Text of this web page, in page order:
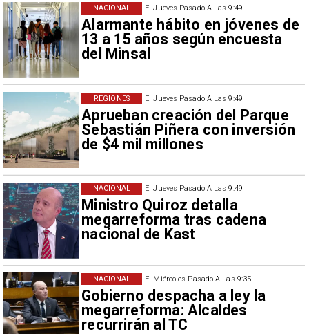
El Jueves Pasado A Las 9:49
Alarmante hábito en jóvenes de
13 a 15 años según encuesta
del Minsal
NACIONAL
El Jueves Pasado A Las 9:49
Aprueban creación del Parque
Sebastián Piñera con inversión
de $4 mil millones
REGIONES
El Jueves Pasado A Las 9:49
Ministro Quiroz detalla
megarreforma tras cadena
nacional de Kast
NACIONAL
El Miércoles Pasado A Las 9:35
Gobierno despacha a ley la
megarreforma: Alcaldes
recurrirán al TC
NACIONAL